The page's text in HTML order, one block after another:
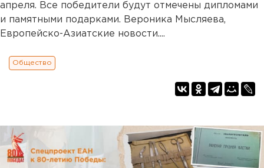
апреля. Все победители будут отмечены дипломами
и памятными подарками. Вероника Мысляева,
Европейско-Азиатские новости....
Общество